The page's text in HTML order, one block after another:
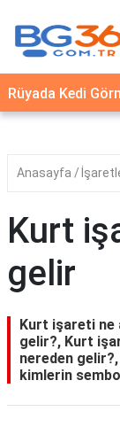
YEMEK
TARİFLERİ
SAĞLIK
İLETİŞİM
Rüyada Kedi
Anasayfa
Kurt
gelir
Kurt işareti ne
gelir?, Kurt
nereden
kimlerin